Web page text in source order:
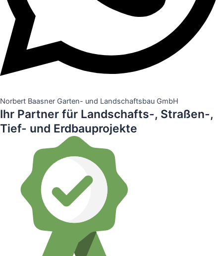
Norbert Baasner Garten- und Landschaftsbau GmbH
Ihr Partner für Landschafts-, Straßen-,
Tief- und Erdbauprojekte